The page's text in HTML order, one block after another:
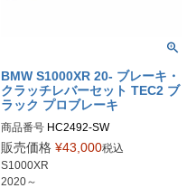
PRN012785-23
PRN012785-24
PRN012785-25
PRN012785-26
PRN012785-27
PRN012785-28
PRN012785-29
BMW S1000XR 20- ブレーキ・
クラッチレバーセット TEC2 ブ
ラック プロブレーキ
商品番号 HC2492-SW
販売価格 ¥43,000税込
S1000XR
2020～